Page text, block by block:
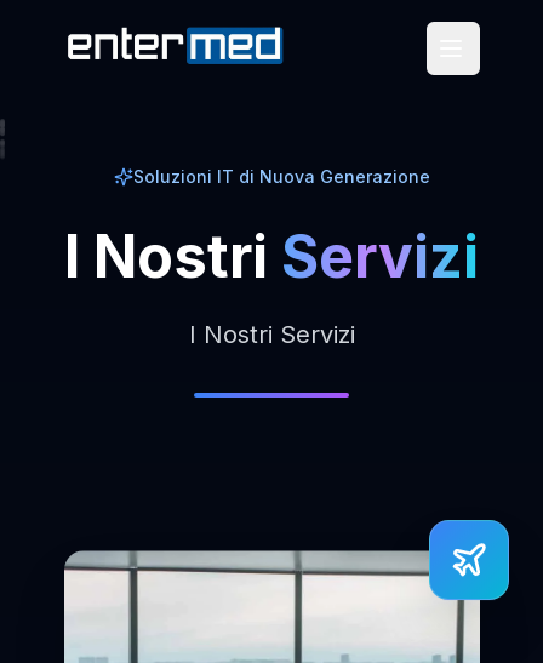
Soluzioni IT di Nuova Generazione
I Nostri Servizi
I Nostri Servizi